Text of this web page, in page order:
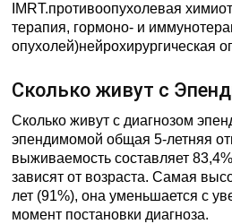
IMRT.противоопухолевая
терапия, гормоно- и
опухолей)нейрохирургическая
Сколько живут с
Сколько живут с диагнозом
эпендимомой общая 5-летняя
выживаемость составляет
зависят от возраста. Самая
лет (91%), она уменьшается с
момент постановки диагноза.